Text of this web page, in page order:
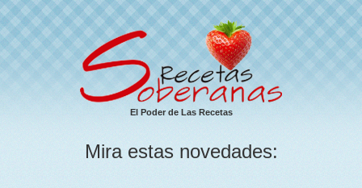
El Poder de Las Recetas
Mira estas novedades: